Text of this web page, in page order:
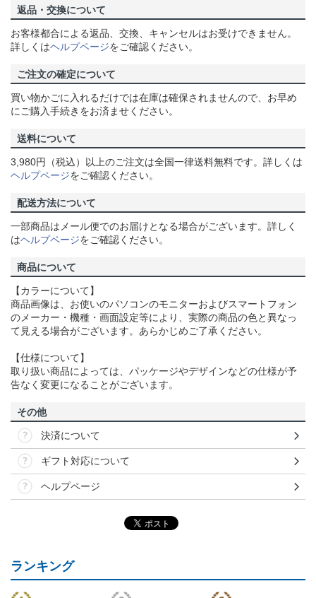
返品・交換について
お客様都合による返品、交換、キャンセルはお受けできません。
詳しくはヘルプページをご確認ください。
ご注文の確定について
買い物かごに入れるだけでは在庫は確保されませんので、お早め
にご購入手続きをお済ませください。
送料について
3,980円（税込）以上のご注文は全国一律送料無料です。詳しくは
ヘルプページをご確認ください。
配送方法について
一部商品はメール便でのお届けとなる場合がございます。詳しく
はヘルプページをご確認ください。
商品について
【カラーについて】
商品画像は、お使いのパソコンのモニターおよびスマートフォン
のメーカー・機種・画面設定等により、実際の商品の色と異なっ
て見える場合がございます。あらかじめご了承ください。
【仕様について】
取り扱い商品によっては、パッケージやデザインなどの仕様が予
告なく変更になることがございます。
その他
決済について
ギフト対応について
ヘルプページ
ランキング